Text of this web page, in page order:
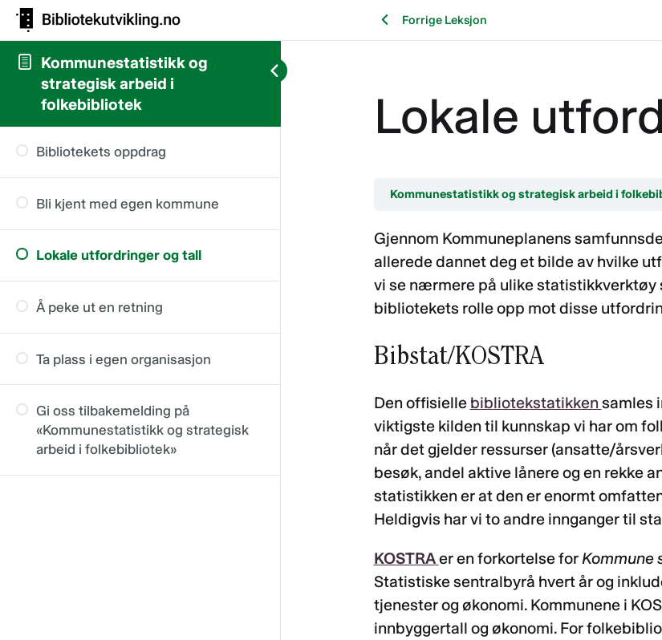
Kommunestatistikk og
strategisk arbeid i
folkebibliotek
Bibliotekets oppdrag
Bli kjent med egen kommune
Lokale utfordringer og tall
Å peke ut en retning
Ta plass i egen organisasjon
Gi oss tilbakemelding på
«Kommunestatistikk og strategisk
arbeid i folkebibliotek»
Forrige Leksjon
Lokale
Kommunestatistikk og strategisk arbeid i
Gjennom Kommuneplanens
allerede dannet deg et bilde av hvilke
vi se nærmere på ulike statistikkverktøy
bibliotekets rolle opp mot disse
Bibstat/KOSTRA
Den offisielle bibliotekstatikken samles
viktigste kilden til kunnskap vi har om
når det gjelder ressurser (ansatte/
besøk, andel aktive lånere og en rekke
statistikken er at den er enormt
Heldigvis har vi to andre innganger til
KOSTRAer en forkortelse forKommune
Statistiske sentralbyrå hvert år og
tjenester og økonomi. Kommunene i
innbyggertall og økonomi. For